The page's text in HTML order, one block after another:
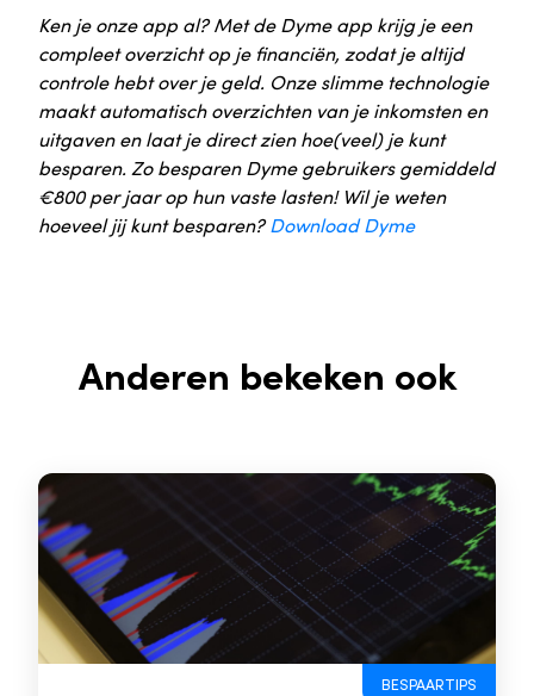
Ken je onze app al? Met de Dyme app krijg je een
compleet overzicht op je financiën, zodat je altijd
controle hebt over je geld. Onze slimme technologie
maakt automatisch overzichten van je inkomsten en
uitgaven en laat je direct zien hoe(veel) je kunt
besparen. Zo besparen Dyme gebruikers gemiddeld
€800 per jaar op hun vaste lasten! Wil je weten
hoeveel jij kunt besparen?Download Dyme
Anderen bekeken ook
BESPAARTIPS